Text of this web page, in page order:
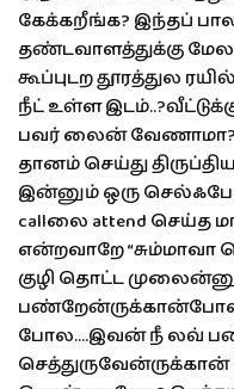
கேக்கறீங்க? இந்தப்
தண்டவாளத்துக்கு
கூப்புடற தூரத்துல
நீட் உள்ள
பவர் லைன் வேணாமா?”
தானம் செய்து
இன்னும் ஒரு
callலை attend செய்த
என்றவாறே “சும்மாவா
குழி தொட்ட
போல….இவன் நீ லவ்